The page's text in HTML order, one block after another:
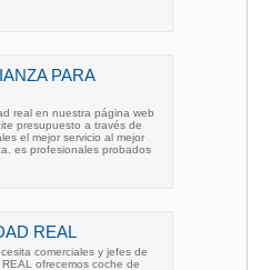
PARA
real en nuestra página web
presupuesto a través de
el mejor servicio al mejor
es profesionales probados
REAL
comerciales y jefes de
ofrecemos coche de